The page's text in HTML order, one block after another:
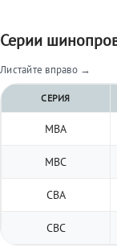
Серии
Листайте вправо →
СЕРИЯ
МВА
МВС
СВА
СВС